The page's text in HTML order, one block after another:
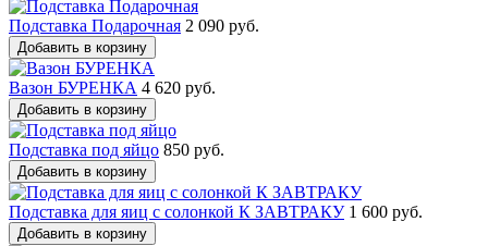
Подставка Подарочная 2 090 руб.
Добавить в корзину
Вазон БУРЕНКА 4 620 руб.
Добавить в корзину
Подставка под яйцо 850 руб.
Добавить в корзину
Подставка для яиц с солонкой К ЗАВТРАКУ 1 600 руб.
Добавить в корзину